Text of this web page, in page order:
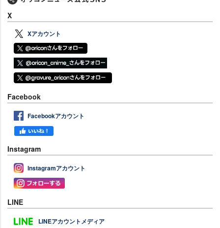
X
Xアカウント
Facebook
Facebookアカウント
Instagram
Instagramアカウント
LINE
LINEアカウントメディア